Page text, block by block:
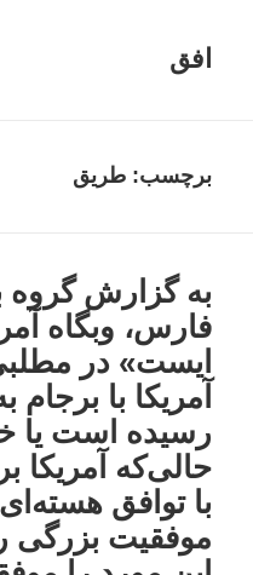
افق
برچسب:طریق
به گزارش گروه
فارس، وبگاه
ایست» در
آمریکا با
رسیده است یا
حالی‌که آمریکا
با توافق هسته‌ای
موفقیت بزرگی